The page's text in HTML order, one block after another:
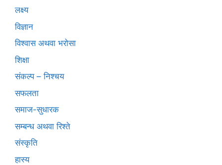
लक्ष्य
विज्ञान
विश्वास अथवा भरोसा
शिक्षा
संकल्प – निश्चय
सफलता
समाज-सुधारक
सम्बन्ध अथवा रिश्ते
संस्कृति
हास्य